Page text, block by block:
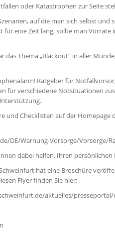
oder Katastrophen zur Seite
auf die man sich selbst
für eine Zeit lang, sollte man
das Thema „Blackout“ in aller
Ratgeber für
für verschiedene Notsituationen
und Checklisten auf der
DE/Warnung-Vorsorge/Vorsorge/
dabei helfen, Ihren
hat eine Broschüre
Flyer finden Sie hier:
aktuelles/